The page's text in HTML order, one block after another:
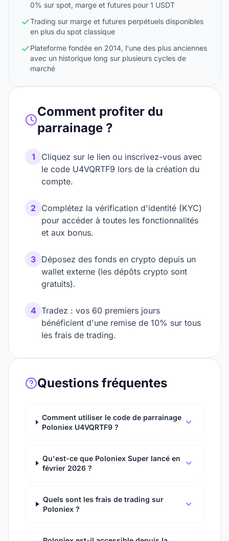
Comment profiter du
parrainage ?
1
Cliquez sur le lien ou inscrivez-vous avec
le code U4VQRTF9 lors de la création du
compte.
2 Complétez la vérification d'identité (KYC)
pour accéder à toutes les fonctionnalités
et aux bonus.
3 Déposez des fonds en crypto depuis un
wallet externe (les dépôts crypto sont
gratuits).
4 Tradez : vos 60 premiers jours
bénéficient d'une remise de 10% sur tous
les frais de trading.
Questions fréquentes
Comment utiliser le code de parrainage
Poloniex U4VQRTF9 ?
Qu'est-ce que Poloniex Super lancé en
février 2026 ?
Quels sont les frais de trading sur
Poloniex ?
0% sur spot, marge et futures pour 1 USDT
Trading sur marge et futures perpétuels disponibles
en plus du spot classique
Plateforme fondée en 2014, l'une des plus anciennes
avec un historique long sur plusieurs cycles de
marché